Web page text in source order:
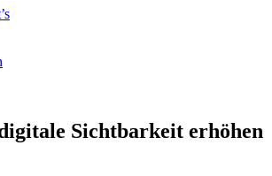
Sichtbarkeit erhöhen